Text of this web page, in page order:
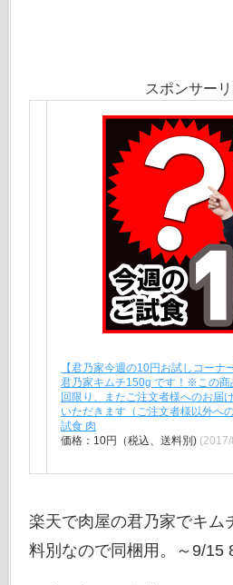
スポンサー
【君乃家今週の10円お試しコー
君乃家キムチ150g です！※この商
回限り、またご注文者様へのお届
いただきます（ご注文者様以外へ
試食 肉
価格：10円（税込、送料別)
楽天で肉屋の君乃家でキム
料別なので同梱用。～9/15